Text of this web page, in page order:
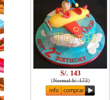
S/. 143
(Normal S/. 173)